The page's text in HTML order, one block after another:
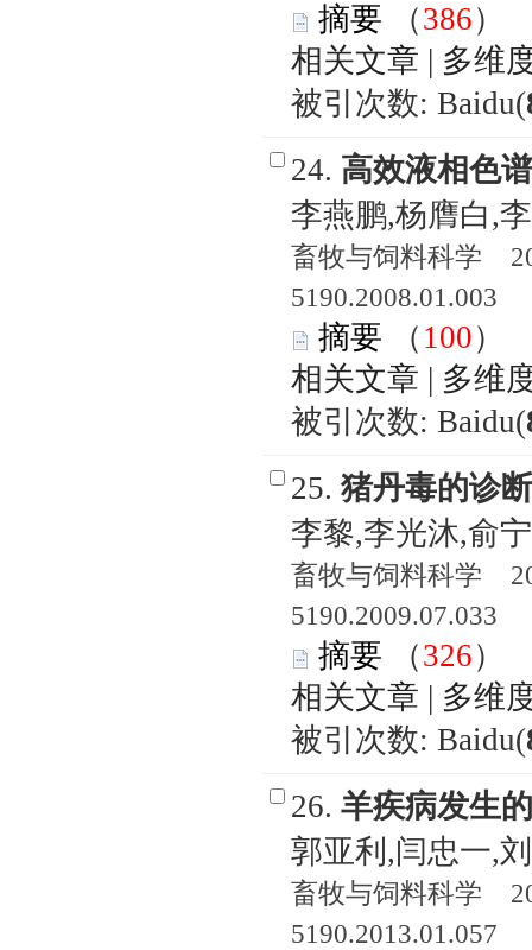
摘要 （386
相关文章 | 多维
被引次数: Baidu(
24. 高效液相色
李燕鹏,杨膺白,
畜牧与饲料科学
5190.2008.01.003
摘要 （ 100
相关文章 | 多维
被引次数: Baidu(
25. 猪丹毒的诊
李黎,李光沐,俞宁
畜牧与饲料科学
5190.2009.07.033
摘要 （326
相关文章 | 多维
被引次数: Baidu(
26. 羊疾病发生
郭亚利,闫忠一,
畜牧与饲料科学
5190.2013.01.057